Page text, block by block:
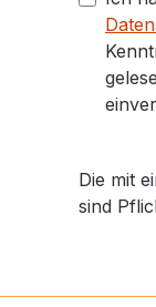
Die mit
sind